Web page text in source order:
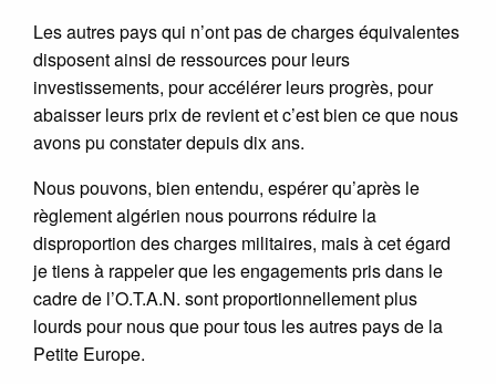
Les autres pays qui n’ont pas de charges équivalentes
disposent ainsi de ressources pour leurs
investissements, pour accélérer leurs progrès, pour
abaisser leurs prix de revient et c’est bien ce que nous
avons pu constater depuis dix ans.
Nous pouvons, bien entendu, espérer qu’après le
règlement algérien nous pourrons réduire la
disproportion des charges militaires, mais à cet égard
je tiens à rappeler que les engagements pris dans le
cadre de l’O.T.A.N. sont proportionnellement plus
lourds pour nous que pour tous les autres pays de la
Petite Europe.